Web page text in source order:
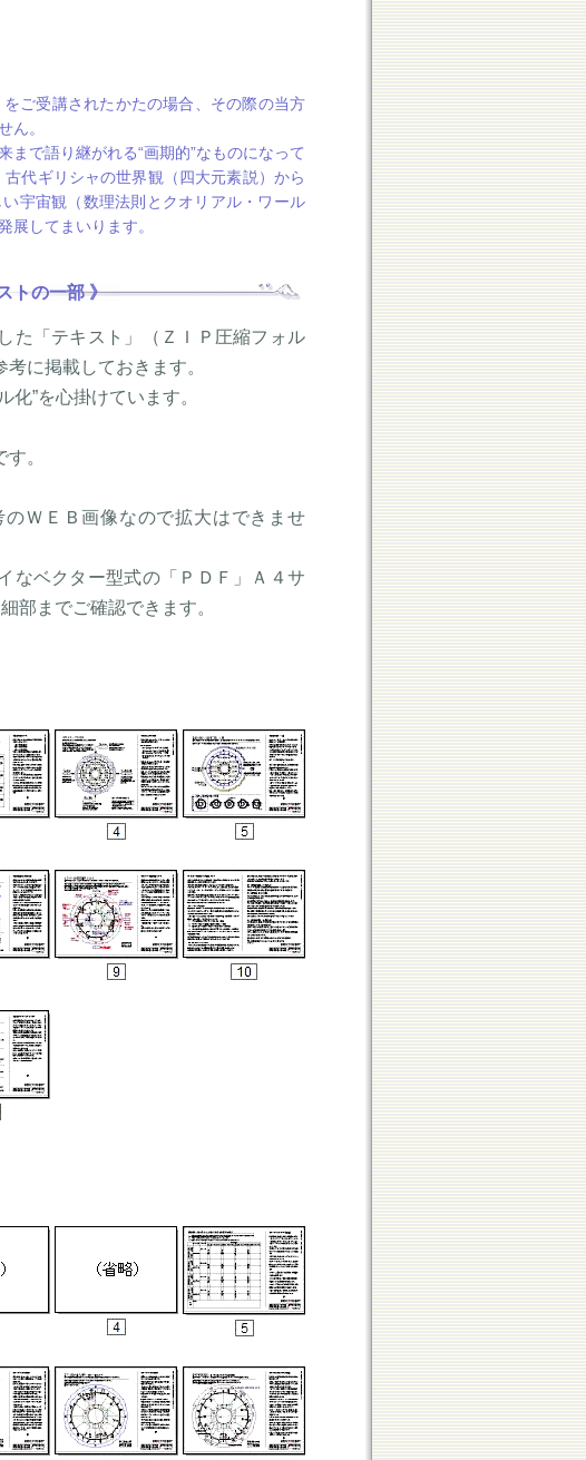
ご受講されたかたの場合、その際の当方
ん。
で語り継がれる“画期的”なものになって
代ギリシャの世界観（四大元素説）から
宇宙観（数理法則とクオリアル・ワール
展してまいります。
トの一部 》
た「テキスト」（ＺＩＰ圧縮フォル
に掲載しておきます。
化”を心掛けています。
。
ＷＥＢ画像なので拡大はできませ
なベクター型式の「ＰＤＦ」Ａ４サ
部までご確認できます。